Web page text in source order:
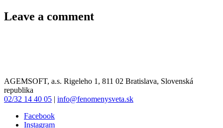
Leave a comment
AGEMSOFT, a.s. Rigeleho 1, 811 02 Bratislava, Slovenská
republika
02/32 14 40 05 | info@fenomenysveta.sk
Facebook
Instagram